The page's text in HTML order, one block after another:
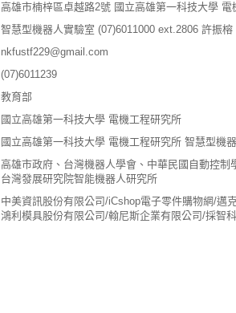
高雄市楠梓區卓越路2號 國立高雄第一科技大學 電
智慧型機器人實驗室 (07)6011000 ext.2806 許振榕
nkfustf229@gmail.com
(07)6011239
教育部
國立高雄第一科技大學 電機工程研究所
國立高雄第一科技大學 電機工程研究所 智慧型機
高雄市政府、台灣機器人學會、中華民國自動控制
台灣發展研究院智能機器人研究所
中美資訊股份有限公司/iCshop電子零件購物網/邁
鴻利模具股份有限公司/翰尼斯企業有限公司/採智